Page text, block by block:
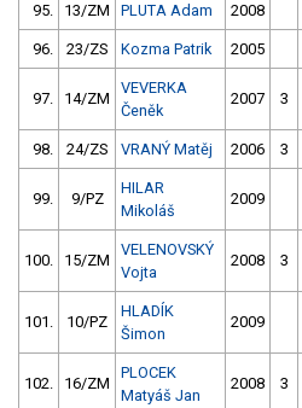
95. 13/ZM PLUTA Adam 2008
96. 23/ZS Kozma Patrik 2005
97. 14/ZM
VEVERKA
Čeněk
2007 3
98. 24/ZS VRANÝ Matěj 2006 3
99. 9/PZ
HILAR
Mikoláš
2009
100. 15/ZM
VELENOVSKÝ
Vojta
2008 3
101. 10/PZ
HLADÍK
Šimon
2009
102. 16/ZM
PLOCEK
Matyáš Jan
2008 3